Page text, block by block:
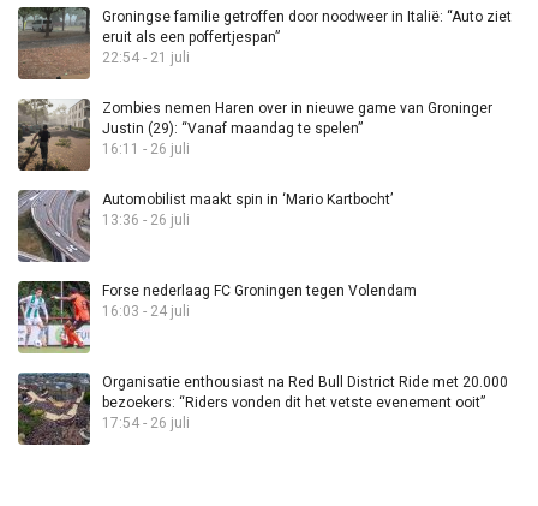
Groningse familie getroffen door noodweer in Italië: “Auto ziet
eruit als een poffertjespan”
22:54 - 21 juli
Zombies nemen Haren over in nieuwe game van Groninger
Justin (29): “Vanaf maandag te spelen”
16:11 - 26 juli
Automobilist maakt spin in ‘Mario Kartbocht’
13:36 - 26 juli
Forse nederlaag FC Groningen tegen Volendam
16:03 - 24 juli
Organisatie enthousiast na Red Bull District Ride met 20.000
bezoekers: “Riders vonden dit het vetste evenement ooit”
17:54 - 26 juli